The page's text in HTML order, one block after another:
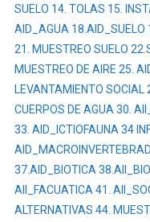
LA
14,
23;
5
LÍNEA
DE
SUELO 14. TOLAS 15.
AID_AGUA 18.AID_SUELO
21. MUESTREO SUELO
MUESTREO DE AIRE 25.
LEVANTAMIENTO SOCIAL
CUERPOS DE AGUA 30.
33. AID_ICTIOFAUNA 34
37.AID_BIOTICA
AII_FACUATICA 41.
ALTERNATIVAS 44.